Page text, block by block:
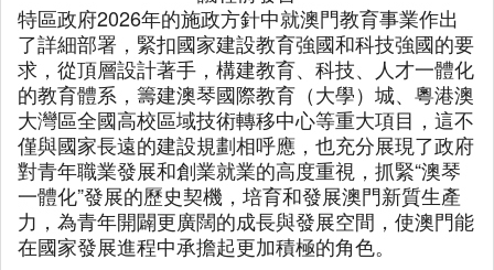
特區政府2026年的施政方針中就澳門教育事業作出
了詳細部署，緊扣國家建設教育強國和科技強國的要
求，從頂層設計著手，構建教育、科技、人才一體化
的教育體系，籌建澳琴國際教育（大學）城、粵港澳
大灣區全國高校區域技術轉移中心等重大項目，這不
僅與國家長遠的建設規劃相呼應，也充分展現了政府
對青年職業發展和創業就業的高度重視，抓緊“澳琴
一體化”發展的歷史契機，培育和發展澳門新質生產
力，為青年開闢更廣闊的成長與發展空間，使澳門能
在國家發展進程中承擔起更加積極的角色。